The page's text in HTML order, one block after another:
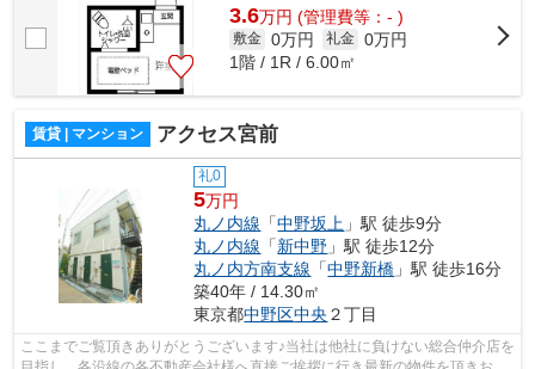
3.6万円 (管理費等：- )
敷金 0万円 礼金 0万円
1階 / 1R / 6.00㎡
賃貸 | マンション アクセス宮前
礼0
5万円
丸ノ内線 「中野坂上 」駅 徒歩9分
丸ノ内線 「新中野 」駅 徒歩12分
丸ノ内方南支線 「中野新橋 」駅 徒歩16分
築40年 / 14.30㎡
東京都中野区中央 ２丁目
ここまでご覧頂きありがとうございます♪当社は他社に負けない総合仲介店を